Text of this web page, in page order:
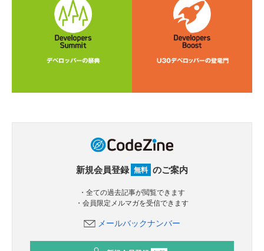
新規会員登録 無料 のご案内
・全ての過去記事が閲覧できます
・会員限定メルマガを受信できます
メールバックナンバー